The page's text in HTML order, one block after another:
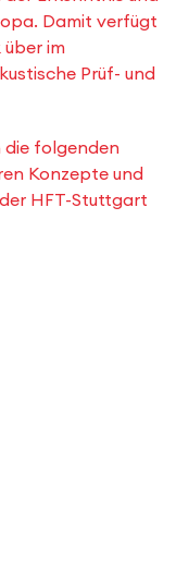
Damit verfügt
im
Prüf- und
die folgenden
Konzepte und
HFT-Stuttgart